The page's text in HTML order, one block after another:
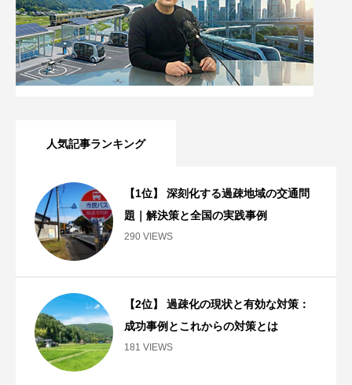
人気記事ランキング
【1位】 深刻化する過疎地域の交通問
題｜解決策と全国の実践事例
290 VIEWS
【2位】 過疎化の現状と有効な対策：
成功事例とこれからの対策とは
181 VIEWS